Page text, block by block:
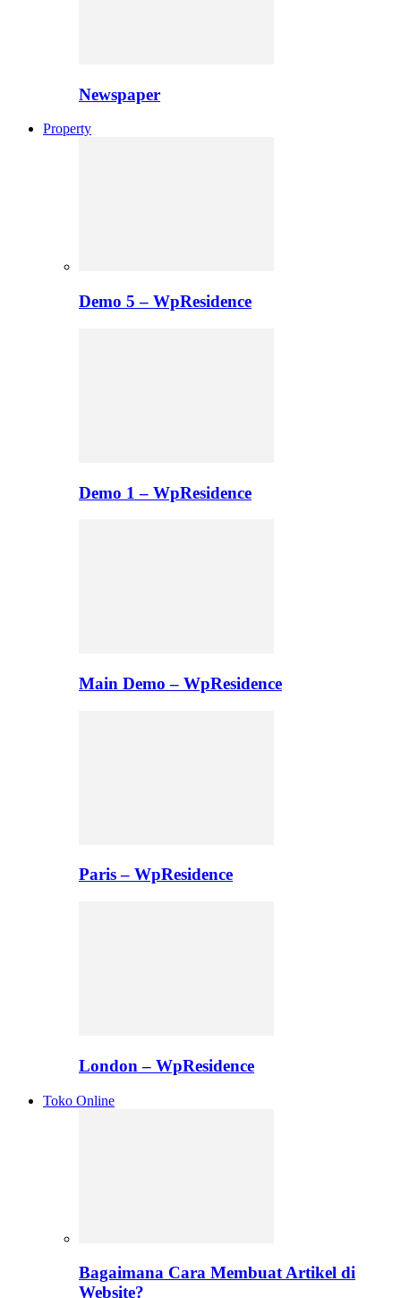
Newspaper
Property
Demo 5 – WpResidence
Demo 1 – WpResidence
Main Demo – WpResidence
Paris – WpResidence
London – WpResidence
Toko Online
Bagaimana Cara Membuat Artikel di
Website?